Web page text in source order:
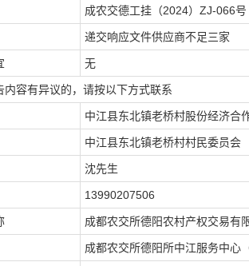
成农交德工挂（2024） ZJ-066号
递交响应文件供应商不足三家
无
内容有异议的，请按以下方式联系
中江县东北镇老桥村股份经济合
中江县东北镇老桥村村民委员会
沈先生
13990207506
成都农交所德阳农村产权交易有
成都农交所德阳所中江服务中心